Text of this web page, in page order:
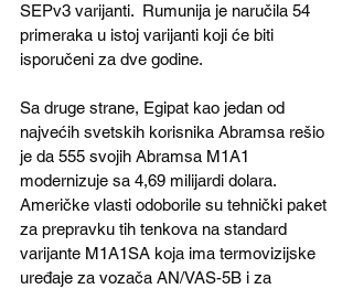
SEPv3 varijanti.  Rumunija je naručila 54
primeraka u istoj varijanti koji će biti
isporučeni za dve godine.
Sa druge strane, Egipat kao jedan od
najvećih svetskih korisnika Abramsa rešio
je da 555 svojih Abramsa M1A1
modernizuje sa 4,69 milijardi dolara.
Američke vlasti odoborile su tehnički paket
za prepravku tih tenkova na standard
varijante M1A1SA koja ima termovizijske
uređaje za vozača AN/VAS-5B i za